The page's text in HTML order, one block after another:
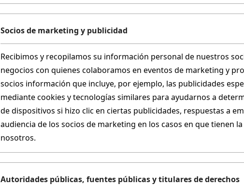
Socios de marketing y publicidad
Recibimos y recopilamos su información personal de nuestros
negocios con quienes colaboramos en eventos de marketing y
socios información que incluye, por ejemplo, las publicidades
mediante cookies y tecnologías similares para ayudarnos a
de dispositivos si hizo clic en ciertas publicidades, respuestas a
audiencia de los socios de marketing en los casos en que tienen
nosotros.
Autoridades públicas, fuentes públicas y titulares de derechos